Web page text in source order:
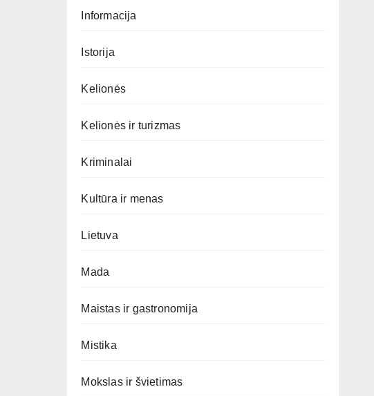
Informacija
Istorija
Kelionės
Kelionės ir turizmas
Kriminalai
Kultūra ir menas
Lietuva
Mada
Maistas ir gastronomija
Mistika
Mokslas ir švietimas